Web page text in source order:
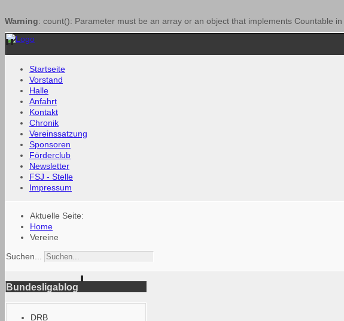
Warning: count(): Parameter must be an array or an object that implements Countable in
Startseite
Vorstand
Halle
Anfahrt
Kontakt
Chronik
Vereinssatzung
Sponsoren
Förderclub
Newsletter
FSJ - Stelle
Impressum
Aktuelle Seite:
Home
Vereine
Suchen...
Bundesligablog
DRB